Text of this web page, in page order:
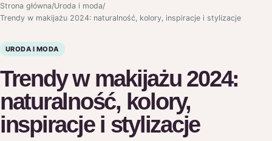
Strona główna/Uroda i moda/
Trendy w makijażu 2024: naturalność, kolory, inspiracje i stylizacje
URODA I MODA
Trendy w makijażu 2024:
naturalność, kolory,
inspiracje i stylizacje